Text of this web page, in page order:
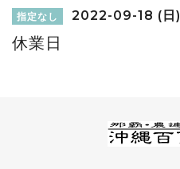
指定なし 2022-09-18 (日)
休業日